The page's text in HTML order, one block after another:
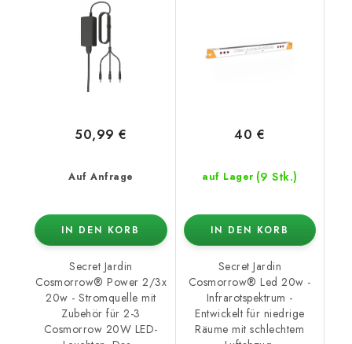
Zubehör
Auf Anfrage
50,99 €
IN DEN KORB
Secret Jardin
Cosmorrow® Power 2/3x
20w - Stromquelle mit
Zubehör für 2-3
Cosmorrow 20W LED-
auf Lager (9 Stk.)
40 €
IN DEN KORB
Secret Jardin
Cosmorrow® Led 20w -
Infrarotspektrum -
Entwickelt für niedrige
Räume mit schlechtem